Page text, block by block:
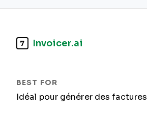
7 Invoicer.ai
Idéal pour générer des factures